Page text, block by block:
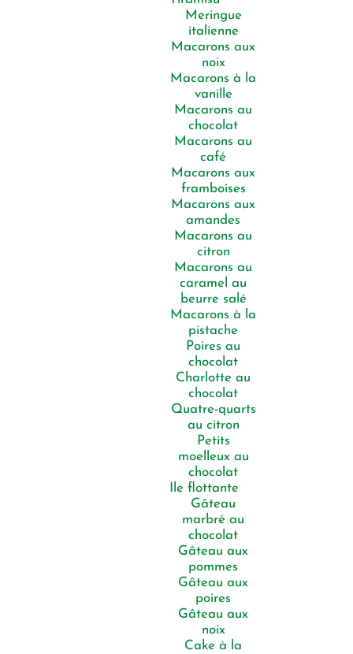
Meringue
italienne
Macarons aux
noix
Macarons à la
vanille
Macarons au
chocolat
Macarons au
café
Macarons aux
framboises
Macarons aux
amandes
Macarons au
citron
Macarons au
caramel au
beurre salé
Macarons à la
pistache
Poires au
chocolat
Charlotte au
chocolat
Quatre-quarts
au citron
Petits
moelleux au
chocolat
Ile flottante
Gâteau
marbré au
chocolat
Gâteau aux
pommes
Gâteau aux
poires
Gâteau aux
noix
Cake à la